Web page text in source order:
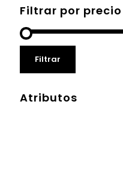
Filtrar por precio
mínimo
máximo
Filtrar
Atributos